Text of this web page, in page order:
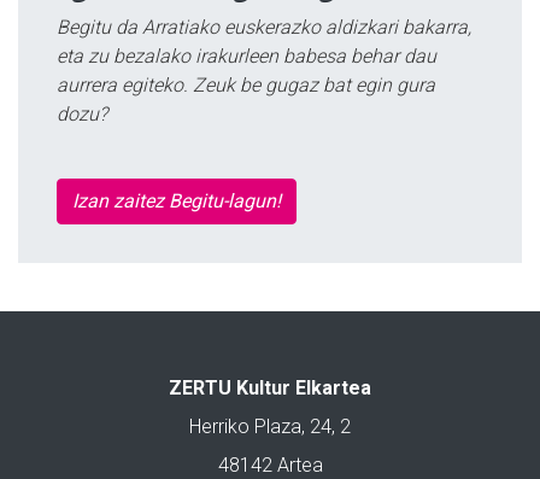
Begitu da Arratiako euskerazko aldizkari bakarra,
eta zu bezalako irakurleen babesa behar dau
aurrera egiteko. Zeuk be gugaz bat egin gura
dozu?
Izan zaitez Begitu-lagun!
ZERTU Kultur Elkartea
Herriko Plaza, 24, 2
48142 Artea